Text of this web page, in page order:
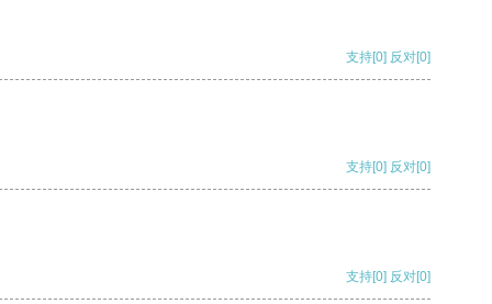
支持[0] 反对[0]
支持[0] 反对[0]
支持[0] 反对[0]